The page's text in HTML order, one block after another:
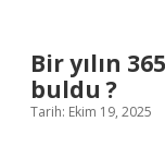
Bir yılın
buldu ?
Tarih: Ekim 19, 2025